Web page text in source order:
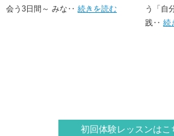
会う3日間～ みな‥ 続きを読む
う「自
践‥続
初回体験レッスンはこ